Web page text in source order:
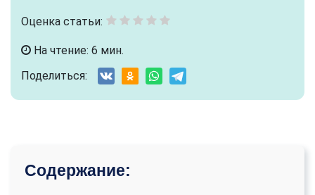
Оценка статьи:
На чтение: 6 мин.
Поделиться:
Содержание: